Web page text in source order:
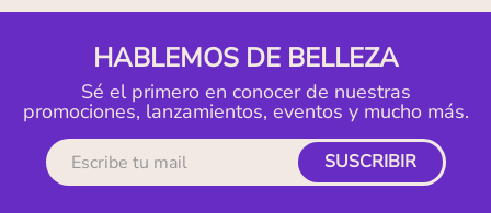
HABLEMOS DE BELLEZA
Sé el primero en conocer de nuestras
promociones, lanzamientos, eventos y mucho más.
SUSCRIBIR